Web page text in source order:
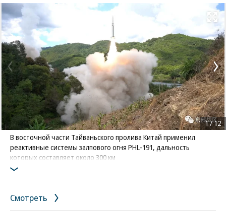
Развернуть
В восточной части Тайваньского пролива Китай применил
реактивные системы залпового огня PHL-191, дальность
которых составляет около 300 км
Фото: Reuters / Eastern Theatre Command
1/12
Смотреть